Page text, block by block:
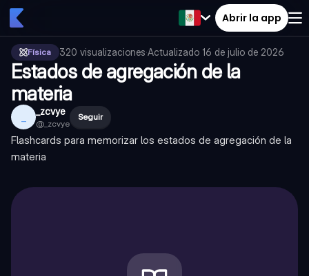
Abrir la app
Física 320 visualizaciones·Actualizado 16 de julio de 2026
Estados de agregación de la
materia
_zcvye
@ _zcvye
Seguir
Flashcards para memorizar los estados de agregación de la
materia